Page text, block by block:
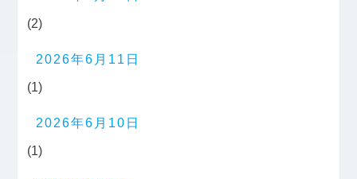
(2)
2026年6月11日
(1)
2026年6月10日
(1)